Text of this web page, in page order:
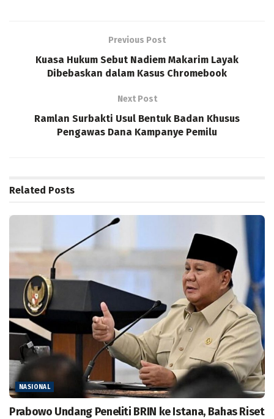
Previous Post
Kuasa Hukum Sebut Nadiem Makarim Layak
Dibebaskan dalam Kasus Chromebook
Next Post
Ramlan Surbakti Usul Bentuk Badan Khusus
Pengawas Dana Kampanye Pemilu
Related Posts
NASIONAL
Prabowo Undang Peneliti BRIN ke Istana, Bahas Riset